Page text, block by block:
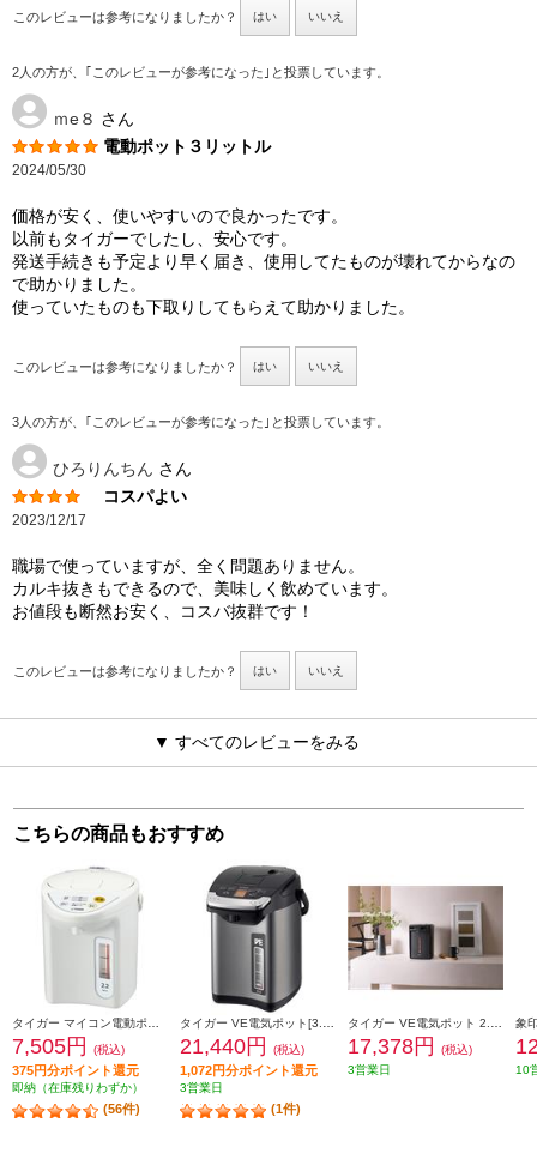
このレビューは参考になりましたか？ はい いいえ
2人の方が、｢このレビューが参考になった｣と投票しています。
ｍe８ さん
電動ポット３リットル
2024/05/30
価格が安く、使いやすいので良かったです。
以前もタイガーでしたし、安心です。
発送手続きも予定より早く届き、使用してたものが壊れてからなの
で助かりました。
使っていたものも下取りしてもらえて助かりました。
このレビューは参考になりましたか？ はい いいえ
3人の方が、｢このレビューが参考になった｣と投票しています。
ひろりんちん さん
コスパよい
2023/12/17
職場で使っていますが、全く問題ありません。
カルキ抜きもできるので、美味しく飲めています。
お値段も断然お安く、コスバ抜群です！
このレビューは参考になりましたか？ はい いいえ
▼ すべてのレビューをみる
こちらの商品もおすすめ
7,505円 (税込)
375円分ポイント還元
即納（在庫残りわずか）
(56件)
21,440円 (税込)
1,072円分ポイント還元
3営業日
(1件)
17,378円
(税込)
3営業日
10